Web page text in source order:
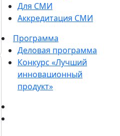
Для СМИ
Аккредитация СМИ
Программа
Деловая программа
Конкурс «Лучший
инновационный
продукт»